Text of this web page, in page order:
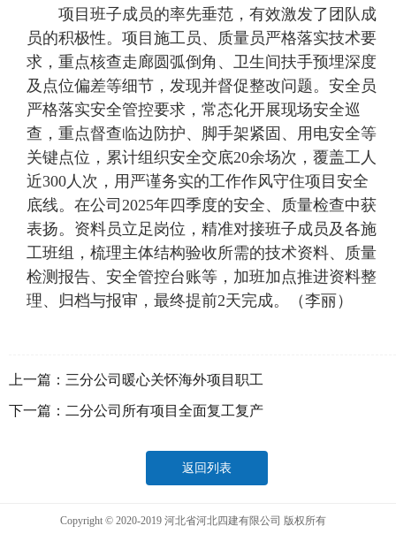
项目班子成员的率先垂范，有效激发了团队成
员的积极性。项目施工员、质量员严格落实技术要
求，重点核查走廊圆弧倒角、卫生间扶手预埋深度
及点位偏差等细节，发现并督促整改问题。安全员
严格落实安全管控要求，常态化开展现场安全巡
查，重点督查临边防护、脚手架紧固、用电安全等
关键点位，累计组织安全交底20余场次，覆盖工人
近300人次，用严谨务实的工作作风守住项目安全
底线。在公司2025年四季度的安全、质量检查中获
表扬。资料员立足岗位，精准对接班子成员及各施
工班组，梳理主体结构验收所需的技术资料、质量
检测报告、安全管控台账等，加班加点推进资料整
理、归档与报审，最终提前2天完成。（李丽）
上一篇： 三分公司暖心关怀海外项目职工
下一篇： 二分公司所有项目全面复工复产
返回列表
Copyright © 2020-2019 河北省河北四建有限公司 版权所有